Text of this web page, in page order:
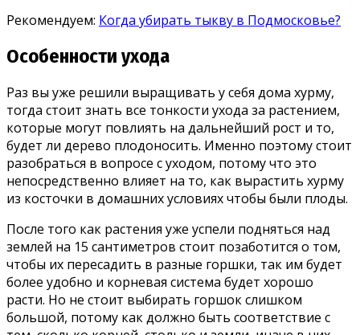
Рекомендуем: Когда убирать тыкву в Подмосковье?
Особенности ухода
Раз вы уже решили выращивать у себя дома хурму,
тогда стоит знать все тонкости ухода за растением,
которые могут повлиять на дальнейший рост и то,
будет ли дерево плодоносить. Именно поэтому стоит
разобраться в вопросе с уходом, потому что это
непосредственно влияет на то, как вырастить хурму
из косточки в домашних условиях чтобы были плоды.
После того как растения уже успели подняться над
землей на 15 сантиметров стоит позаботится о том,
чтобы их пересадить в разные горшки, так им будет
более удобно и корневая система будет хорошо
расти. Но не стоит выбирать горшок слишком
большой, потому как должно быть соответствие с